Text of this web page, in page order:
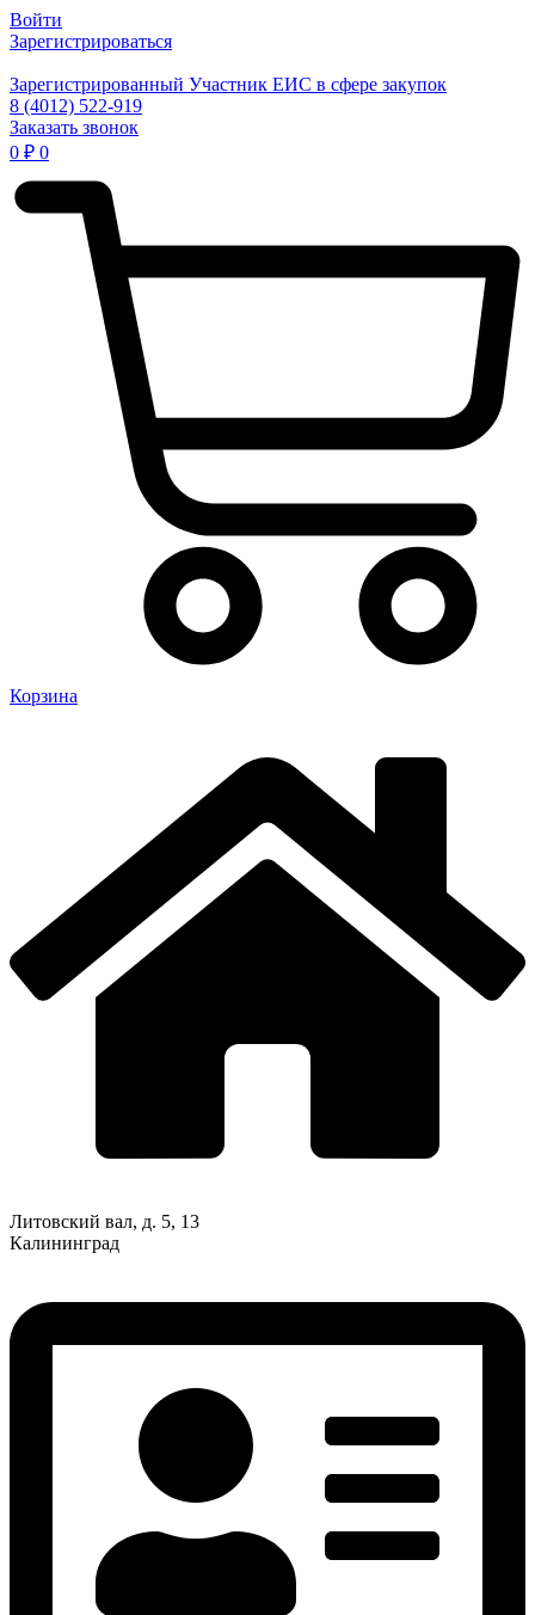
Войти
Зарегистрироваться
Зарегистрированный Участник ЕИС в сфере закупок
8 (4012) 522-919
Заказать звонок
0 ₽ 0
Корзина
Литовский вал, д. 5, 13
Калининград